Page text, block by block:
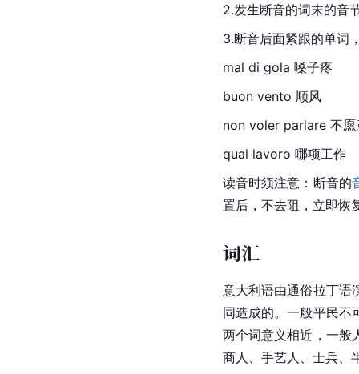
2.发生断音的词末的音
3.断音后面紧跟的单词
mal di gola 嗓子疼
buon vento 顺风
non voler parlare 不愿
qual lavoro 哪项工作
读音时须注意：断音的
置后，不去阻，立即恢
词汇
意大利语由通俗拉丁语
同造成的。一般平民不
两个词意义相近，一般
商人、手艺人、士兵、